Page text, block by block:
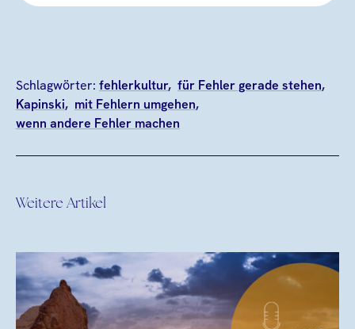
Schlagwörter: fehlerkultur für Fehler gerade stehen
Kapinski
mit Fehlern umgehen
wenn andere Fehler machen
Weitere Artikel